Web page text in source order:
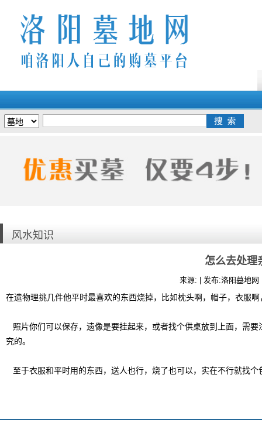
风水知识
怎么去处理
来源: | 发布:洛阳墓地网
在遗物理挑几件他平时最喜欢的东西烧掉，比如枕头啊，帽子，衣服
照片你们可以保存，遗像是要挂起来，或者找个供桌放到上面，需
究的。
至于衣服和平时用的东西，送人也行，烧了也可以，实在不行就找